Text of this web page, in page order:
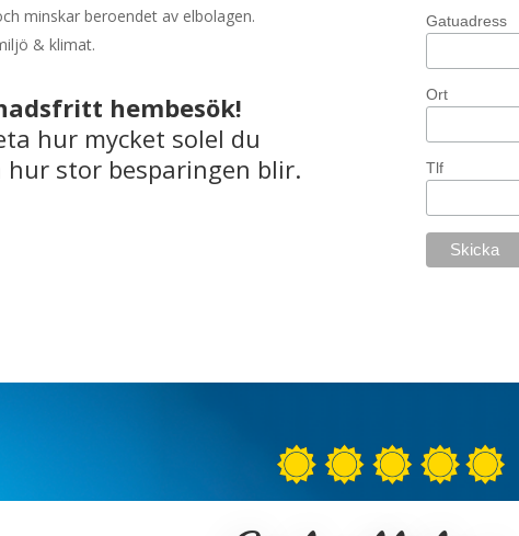
minskar beroendet av elbolagen.
& klimat.
hembesök!
hur mycket solel du
hur stor besparingen blir.
Gatuadress
Ort
Tlf